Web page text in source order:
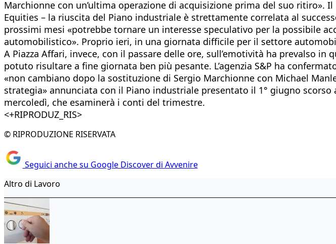
Marchionne con un’ultima operazione di acquisizione prima del suo ritiro».
Equities – la riuscita del Piano industriale è strettamente correlata al
prossimi mesi «potrebbe tornare un interesse speculativo per la possibile
automobilistico». Proprio ieri, in una giornata difficile per il settore
A Piazza Affari, invece, con il passare delle ore, sull’emotività ha prevalso
potuto risultare a fine giornata ben più pesante. L’agenzia S&P ha
«non cambiano dopo la sostituzione di Sergio Marchionne con Michael
strategia» annunciata con il Piano industriale presentato il 1° giugno
mercoledì, che esaminerà i conti del trimestre.
<+RIPRODUZ_RIS>
© RIPRODUZIONE RISERVATA
Seguici anche su Google Discover di Avvenire
Altro di Lavoro